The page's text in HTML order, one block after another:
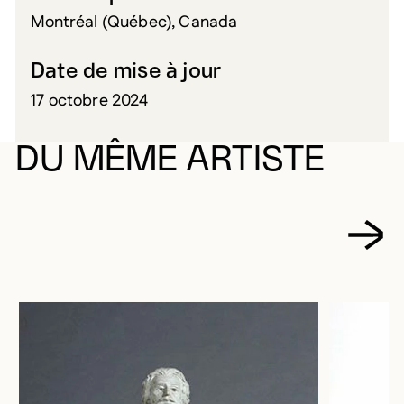
Montréal (Québec), Canada
Date de mise à jour
17 octobre 2024
DU MÊME ARTISTE